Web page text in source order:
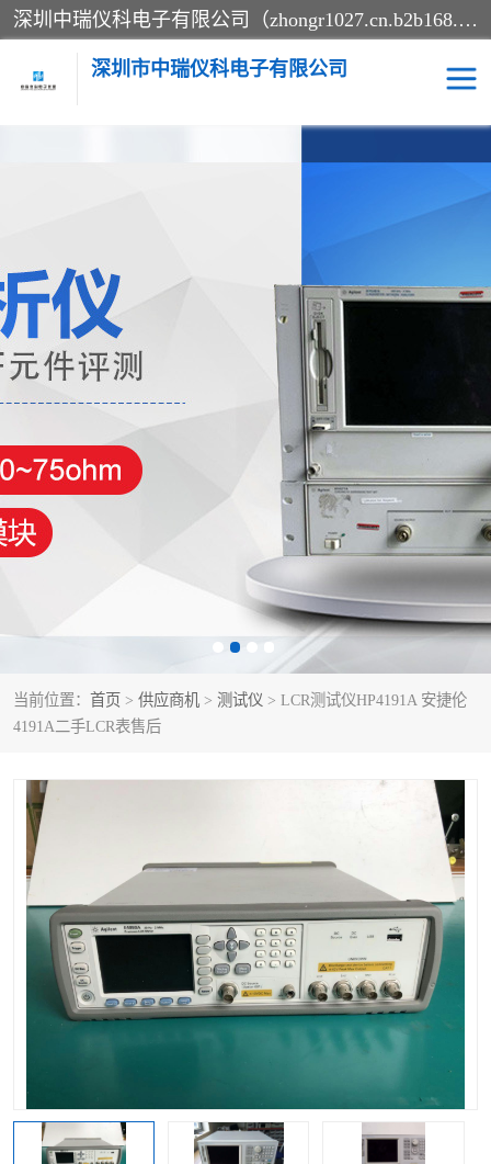
深圳中瑞仪科电子有限公司（zhongr1027.cn.b2b168.com）主要从事回收二手仪器，工厂仪器，回收示波器，KeysightE4980A，FLUKE754，MT8852B，IFR3920，Agilent N4010A，MT8852B等业务，全国统一热线：13570873835。深圳中瑞仪科电子有限公司整批或单出，专业评估高价回收工厂闲置仪器。
深圳市中瑞仪科电子有限公司
当前位置： 首页 > 供应商机 > 测试仪 > LCR测试仪HP4191A 安捷伦
4191A二手LCR表售后
电阻-功率计 频谱分析仪
万用表 综合测试仪
蓝牙测试仪 网络分析仪
过程校验仪 电桥测试仪
泰克示波器 电池测试仪
函数信号发生器
校准件
阻抗分析仪
音频分析仪